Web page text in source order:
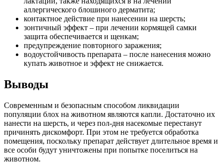
аллергического блошиного дерматита;
контактное действие при нанесении на шерсть;
зонтичный эффект – при лечении кормящей самки
защита обеспечивается и щенкам;
предупреждение повторного заражения;
водоустойчивость препарата – после нанесения можно
купать животное и эффект не снижается.
Выводы
Современным и безопасным способом ликвидации
популяции блох на животном являются капли. Достаточно их
нанести на шерсть, и через пол-дня насекомые перестанут
причинять дискомфорт. При этом не требуется обработка
помещения, поскольку препарат действует длительное время и
все особи будут уничтожены при попытке поселиться на
животном.